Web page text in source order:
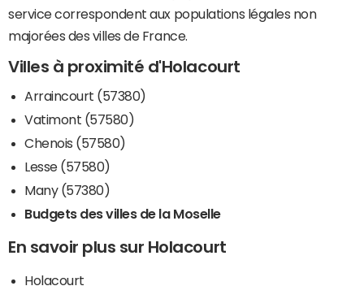
service correspondent aux populations légales non
majorées des villes de France.
Villes à proximité d'Holacourt
Arraincourt (57380)
Vatimont (57580)
Chenois (57580)
Lesse (57580)
Many (57380)
Budgets des villes de la Moselle
En savoir plus sur Holacourt
Holacourt